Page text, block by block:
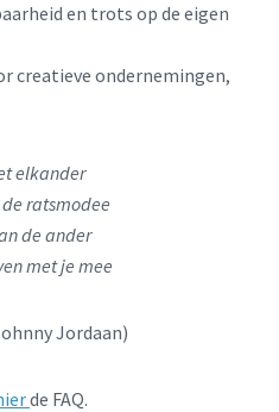
en trots op de eigen
creatieve ondernemingen,
elkander
ratsmodee
de ander
met je mee
Jordaan)
de FAQ.